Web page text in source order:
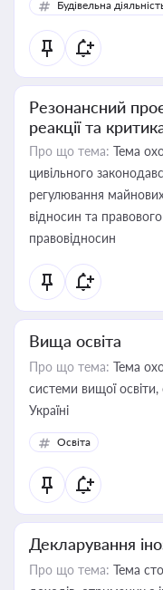
Будівельна
Резонансний
реакції та
Про що тема: Тема
цивільного
регулювання
відносин та
правовідносин
Вища освіта
Про що тема: Тема
системи вищої освіти,
Україні
Освіта
Декларування
Про що тема: Тема